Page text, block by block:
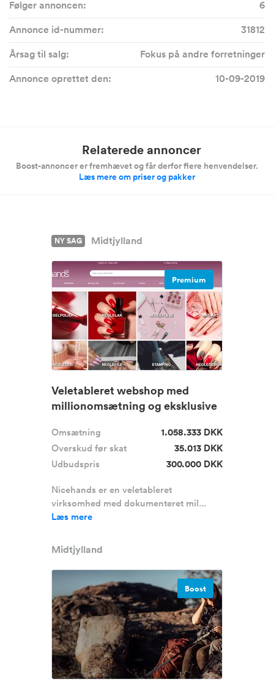
Følger annoncen:
6
Annonce id-nummer:
31812
Årsag til salg:
Fokus på andre forretninger
Annonce oprettet den:
10-09-2019
Relaterede annoncer
Boost-annoncer er fremhævet og får derfor flere henvendelser.
Læs mere om priser og pakker
NY SAG Midtjylland
Premium
Veletableret webshop med
millionomsætning og eksklusive
Omsætning
1.058.333 DKK
Overskud før skat
35.013 DKK
Udbudspris
300.000 DKK
Nicehands er en veletableret
virksomhed med dokumenteret mil...
Læs mere
Midtjylland
Boost